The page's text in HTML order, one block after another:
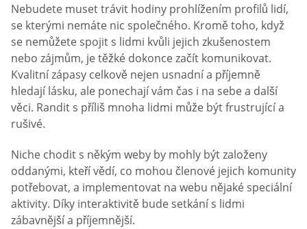
Nebudete muset trávit hodiny prohlížením profilů lidí,
se kterými nemáte nic společného. Kromě toho, když
se nemůžete spojit s lidmi kvůli jejich zkušenostem
nebo zájmům, je těžké dokonce začít komunikovat.
Kvalitní zápasy celkově nejen usnadní a příjemně
hledají lásku, ale ponechají vám čas i na sebe a další
věci. Randit s příliš mnoha lidmi může být frustrující a
rušivé.
Niche chodit s někým weby by mohly být založeny
oddanými, kteří vědí, co mohou členové jejich komunity
potřebovat, a implementovat na webu nějaké speciální
aktivity. Díky interaktivitě bude setkání s lidmi
zábavnější a příjemnější.